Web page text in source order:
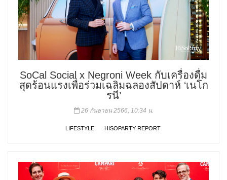
SoCal Social x Negroni Week กับเครื่องดื่ม
สุดร้อนแรงเพื่อร่วมเฉลิมฉลองสัปดาห์ ‘เนโก
รนี’
26 กันยายน 2566, 10:34 น.
LIFESTYLE HISOPARTY REPORT